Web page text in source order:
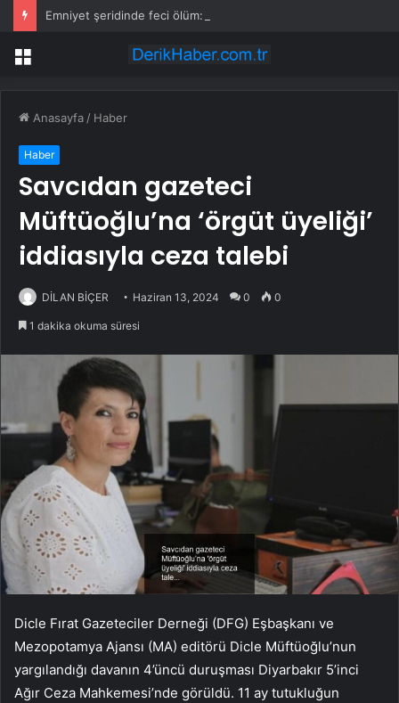
Menü
Anasayfa / Haber
Haber
Savcıdan gazeteci
Müftüoğlu’na ‘örgüt üyeliği’
iddiasıyla ceza talebi
DİLAN BİÇER Haziran 13, 2024 0 0
1 dakika okuma süresi
Dicle Fırat Gazeteciler Derneği (DFG) Eşbaşkanı ve
Mezopotamya Ajansı (MA) editörü Dicle Müftüoğlu’nun
yargılandığı davanın 4’üncü duruşması Diyarbakır 5’inci
Ağır Ceza Mahkemesi’nde görüldü. 11 ay tutukluğun